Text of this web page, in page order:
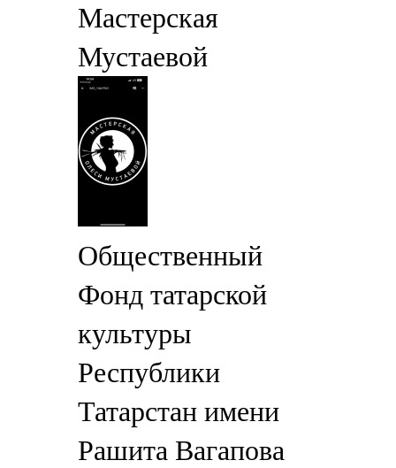
Мастерская
Мустаевой
Общественный
Фонд татарской
культуры
Республики
Татарстан имени
Рашита Вагапова